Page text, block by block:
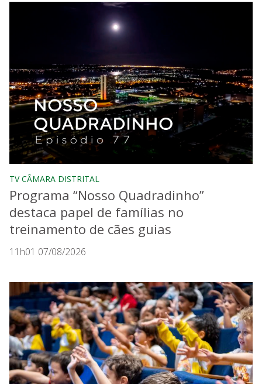
TV CÂMARA DISTRITAL
Programa “Nosso Quadradinho”
destaca papel de famílias no
treinamento de cães guias
11h01 07/08/2026